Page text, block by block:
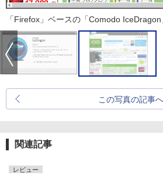
「Firefox」ベースの「Comodo IceDragon
この写真の記事へ
関連記事
レビュー